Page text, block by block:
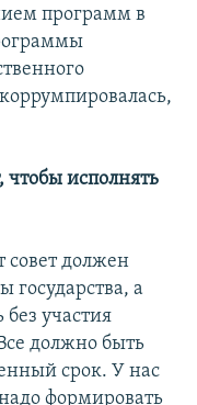
программ в
чтобы исполнять
совет должен
государства, а
участия
должно быть
срок. У нас
формировать